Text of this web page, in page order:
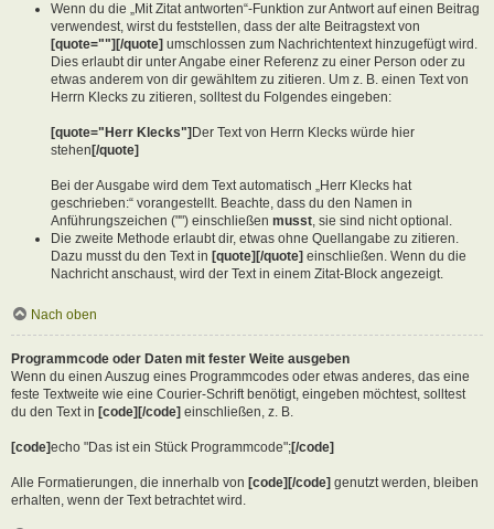
Wenn du die „Mit Zitat antworten“-Funktion zur Antwort auf einen Beitrag
verwendest, wirst du feststellen, dass der alte Beitragstext von
[quote=""][/quote] umschlossen zum Nachrichtentext hinzugefügt wird.
Dies erlaubt dir unter Angabe einer Referenz zu einer Person oder zu
etwas anderem von dir gewähltem zu zitieren. Um z. B. einen Text von
Herrn Klecks zu zitieren, solltest du Folgendes eingeben:
[quote="Herr Klecks"] Der Text von Herrn Klecks würde hier
stehen [/quote]
Bei der Ausgabe wird dem Text automatisch „Herr Klecks hat
geschrieben:“ vorangestellt. Beachte, dass du den Namen in
Anführungszeichen ("") einschließen musst, sie sind nicht optional.
Die zweite Methode erlaubt dir, etwas ohne Quellangabe zu zitieren.
Dazu musst du den Text in [quote][/quote] einschließen. Wenn du die
Nachricht anschaust, wird der Text in einem Zitat-Block angezeigt.
Nach oben
Programmcode oder Daten mit fester Weite ausgeben
Wenn du einen Auszug eines Programmcodes oder etwas anderes, das eine
feste Textweite wie eine Courier-Schrift benötigt, eingeben möchtest, solltest
du den Text in [code][/code] einschließen, z. B.
[code]echo "Das ist ein Stück Programmcode";[/code]
Alle Formatierungen, die innerhalb von [code][/code] genutzt werden, bleiben
erhalten, wenn der Text betrachtet wird.